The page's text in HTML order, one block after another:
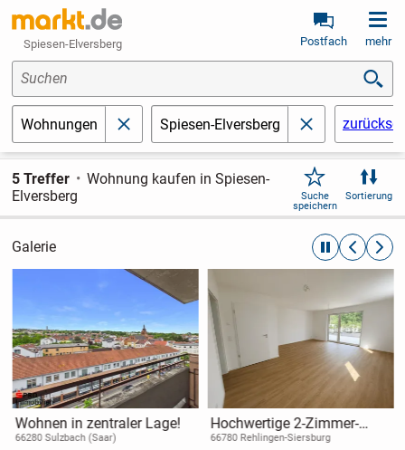
Spiesen-Elversberg Postfach mehr
Suchen
Wohnungen schließenSpiesen-Elversberg schließen
5 Treffer
Wohnung kaufen in Spiesen-
Elversberg
Suche
speichern
Sortierung
Galerie automatische
Wohnen in zentraler Lage!
66280 Sulzbach (Saar)
Hochwertige 2-Zimmer-
Neubauwohnung in
66780 Rehlingen-Siersburg